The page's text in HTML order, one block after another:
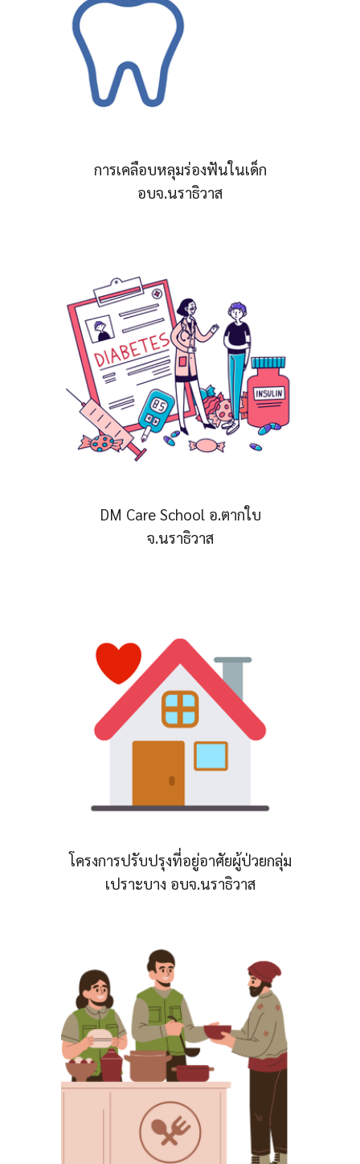
การเคลือบหลุมร่องฟันในเด็ก
อบจ.นราธิวาส
DM Care School อ.ตากใบ
จ.นราธิวาส
โครงการปรับปรุงที่อยู่อาศัยผู้ป่วยกลุ่ม
เปราะบาง อบจ.นราธิวาส